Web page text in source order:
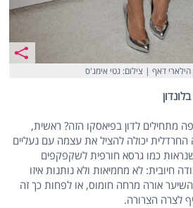
הילארי דאף | צילום: גטי אימג'ס
מתחילים לדון בפיאסקו הזה? ראשית,
יכולה להציל את עצמה עם נעליים
כמו גרסא חורפית לשקפקפים
חיובית: לא מחמיאות ולא נותנות איזו
אורה מרחה חומוס, או לפחות כך זה
לצרה הצרורה.